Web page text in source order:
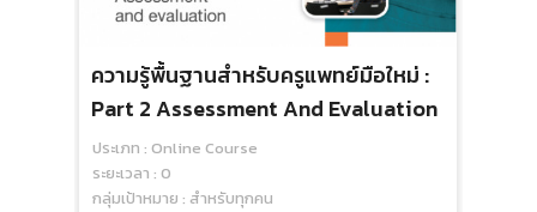
ความรู้พื้นฐานสำหรับครูแพทย์มือใหม่ :
Part 2 Assessment And Evaluation
ประเภท : Online Course
ระยะเวลา : 0
กลุ่มเป้าหมาย : สำหรับทุกคน